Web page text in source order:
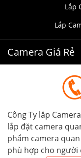
Lắp
Lắp
Camera Giá Rẻ
Công Ty lắp
lắp đặt camera
phẩm camera
phù hợp cho người